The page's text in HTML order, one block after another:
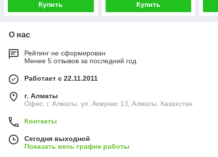
Купить Купить
О нас
Рейтинг не сформирован
Менее 5 отзывов за последний год
Работает с 22.11.2011
г. Алматы
Офис: г. Алматы, ул. Акжунис 13, Алматы, Казахстан
Контакты
Сегодня выходной
Показать весь график работы